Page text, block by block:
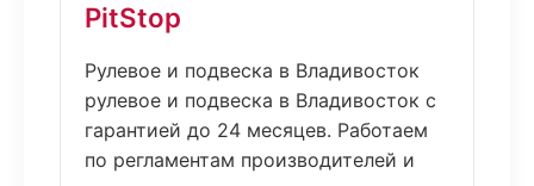
PitStop
Рулевое и подвеска в Владивосток
рулевое и подвеска в Владивосток с
гарантией до 24 месяцев. Работаем
по регламентам производителей и